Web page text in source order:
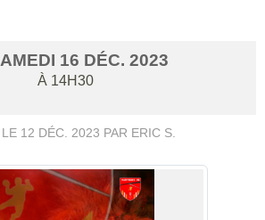
16 DÉC. 2023
À 14H30
12 DÉC. 2023 PAR ERIC S.